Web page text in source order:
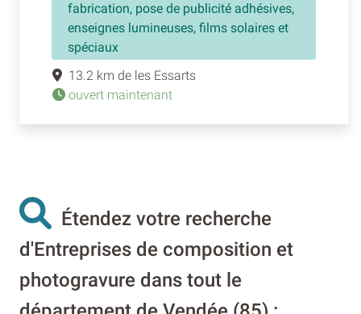
fabrication, pose de publicité adhésives,
enseignes lumineuses, films solaires et
spéciaux
13.2 km de les Essarts
ouvert maintenant
Étendez votre recherche
d'Entreprises de composition et
photogravure dans tout le